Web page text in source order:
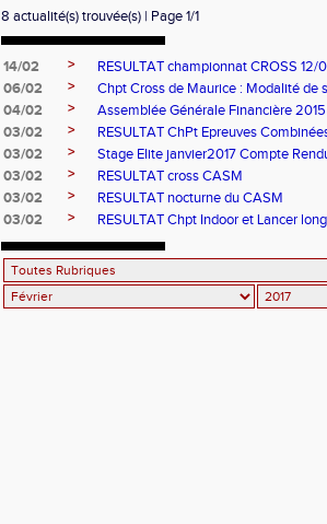
8 actualité(s) trouvée(s) | Page 1/1
14/02 >
RESULTAT championnat CROSS 12/
06/02
>
Chpt Cross de Maurice : Modalité de
04/02
>
Assemblée Générale Financière 2015
03/02
>
RESULTAT ChPt Epreuves
03/02
>
Stage Elite janvier2017 Compte
03/02
>
RESULTAT cross CASM
03/02
>
RESULTAT nocturne du CASM
03/02
> RESULTAT Chpt Indoor et Lancer long